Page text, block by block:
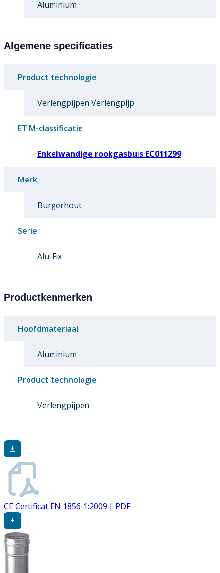
Aluminium
Algemene specificaties
Product technologie
Verlengpijpen Verlengpijp
ETIM-classificatie
Enkelwandige rookgasbuis EC011299
Merk
Burgerhout
Serie
Alu-Fix
Productkenmerken
Hoofdmateriaal
Aluminium
Product technologie
Verlengpijpen
CE Certificat EN 1856-1:2009 | PDF